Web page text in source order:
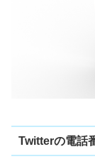
Twitterの電話